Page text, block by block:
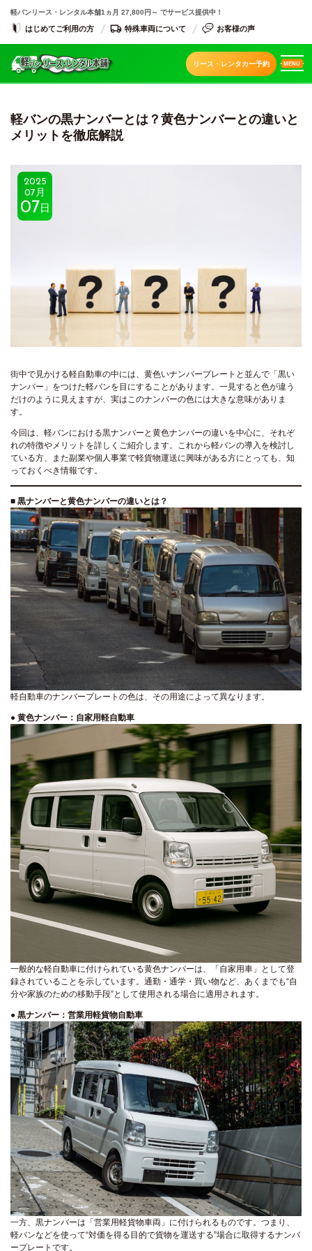
軽バンリース・レンタル本舗1ヵ月 27,800円～ でサービス提供中！
はじめてご利用の方 特殊車両について お客様の声
MENU
リース・レンタカー予約
軽バンの黒ナンバーとは？黄色ナンバーとの違いと
メリットを徹底解説
2025
07月
07 日
街中で見かける軽自動車の中には、黄色いナンバープレートと並んで「黒い
ナンバー」をつけた軽バンを目にすることがあります。一見すると色が違う
だけのように見えますが、実はこのナンバーの色には大きな意味がありま
す。
今回は、軽バンにおける黒ナンバーと黄色ナンバーの違いを中心に、それぞ
れの特徴やメリットを詳しくご紹介します。これから軽バンの導入を検討し
ている方、また副業や個人事業で軽貨物運送に興味がある方にとっても、知
っておくべき情報です。
■ 黒ナンバーと黄色ナンバーの違いとは？
軽自動車のナンバープレートの色は、その用途によって異なります。
● 黄色ナンバー：自家用軽自動車
一般的な軽自動車に付けられている黄色ナンバーは、「自家用車」として登
録されていることを示しています。通勤・通学・買い物など、あくまでも“自
分や家族のための移動手段”として使用される場合に適用されます。
● 黒ナンバー：営業用軽貨物自動車
一方、黒ナンバーは「営業用軽貨物車両」に付けられるものです。つまり、
軽バンなどを使って“対価を得る目的で貨物を運送する”場合に取得するナンバ
ープレートです。